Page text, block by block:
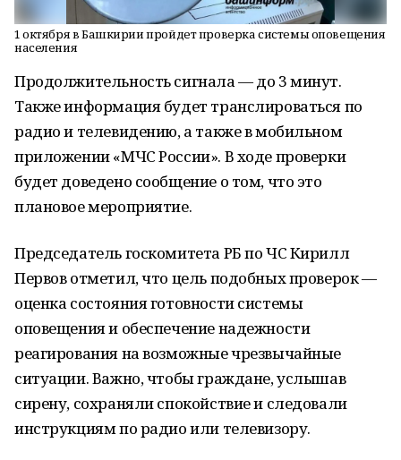
1 октября в Башкирии пройдет проверка системы оповещения
населения
Продолжительность сигнала — до 3 минут.
Также информация будет транслироваться по
радио и телевидению, а также в мобильном
приложении «МЧС России». В ходе проверки
будет доведено сообщение о том, что это
плановое мероприятие.
Председатель госкомитета РБ по ЧС Кирилл
Первов отметил, что цель подобных проверок —
оценка состояния готовности системы
оповещения и обеспечение надежности
реагирования на возможные чрезвычайные
ситуации. Важно, чтобы граждане, услышав
сирену, сохраняли спокойствие и следовали
инструкциям по радио или телевизору.